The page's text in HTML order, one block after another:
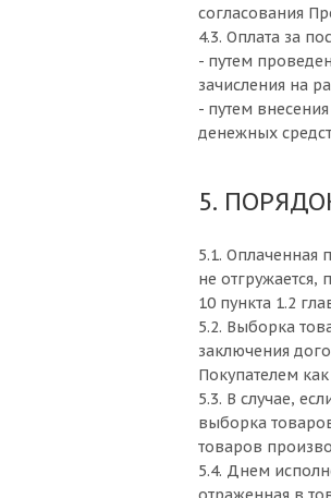
согласования
4.3. Оплата за
- путем
зачисления на
- путем
денежных
5.
5.1. Оплаченная
не отгружается,
10 пункта 1.2
5.2. Выборка
заключения
Покупателем
5.3. В случае,
выборка
товаров
5.4. Днем